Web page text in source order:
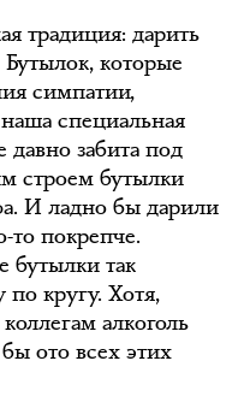
традиция: дарить
Бутылок, которые
симпатии,
специальная
давно забита под
строем бутылки
И ладно бы дарили
то покрепче.
бутылки так
по кругу. Хотя,
алкоголь
ото всех этих